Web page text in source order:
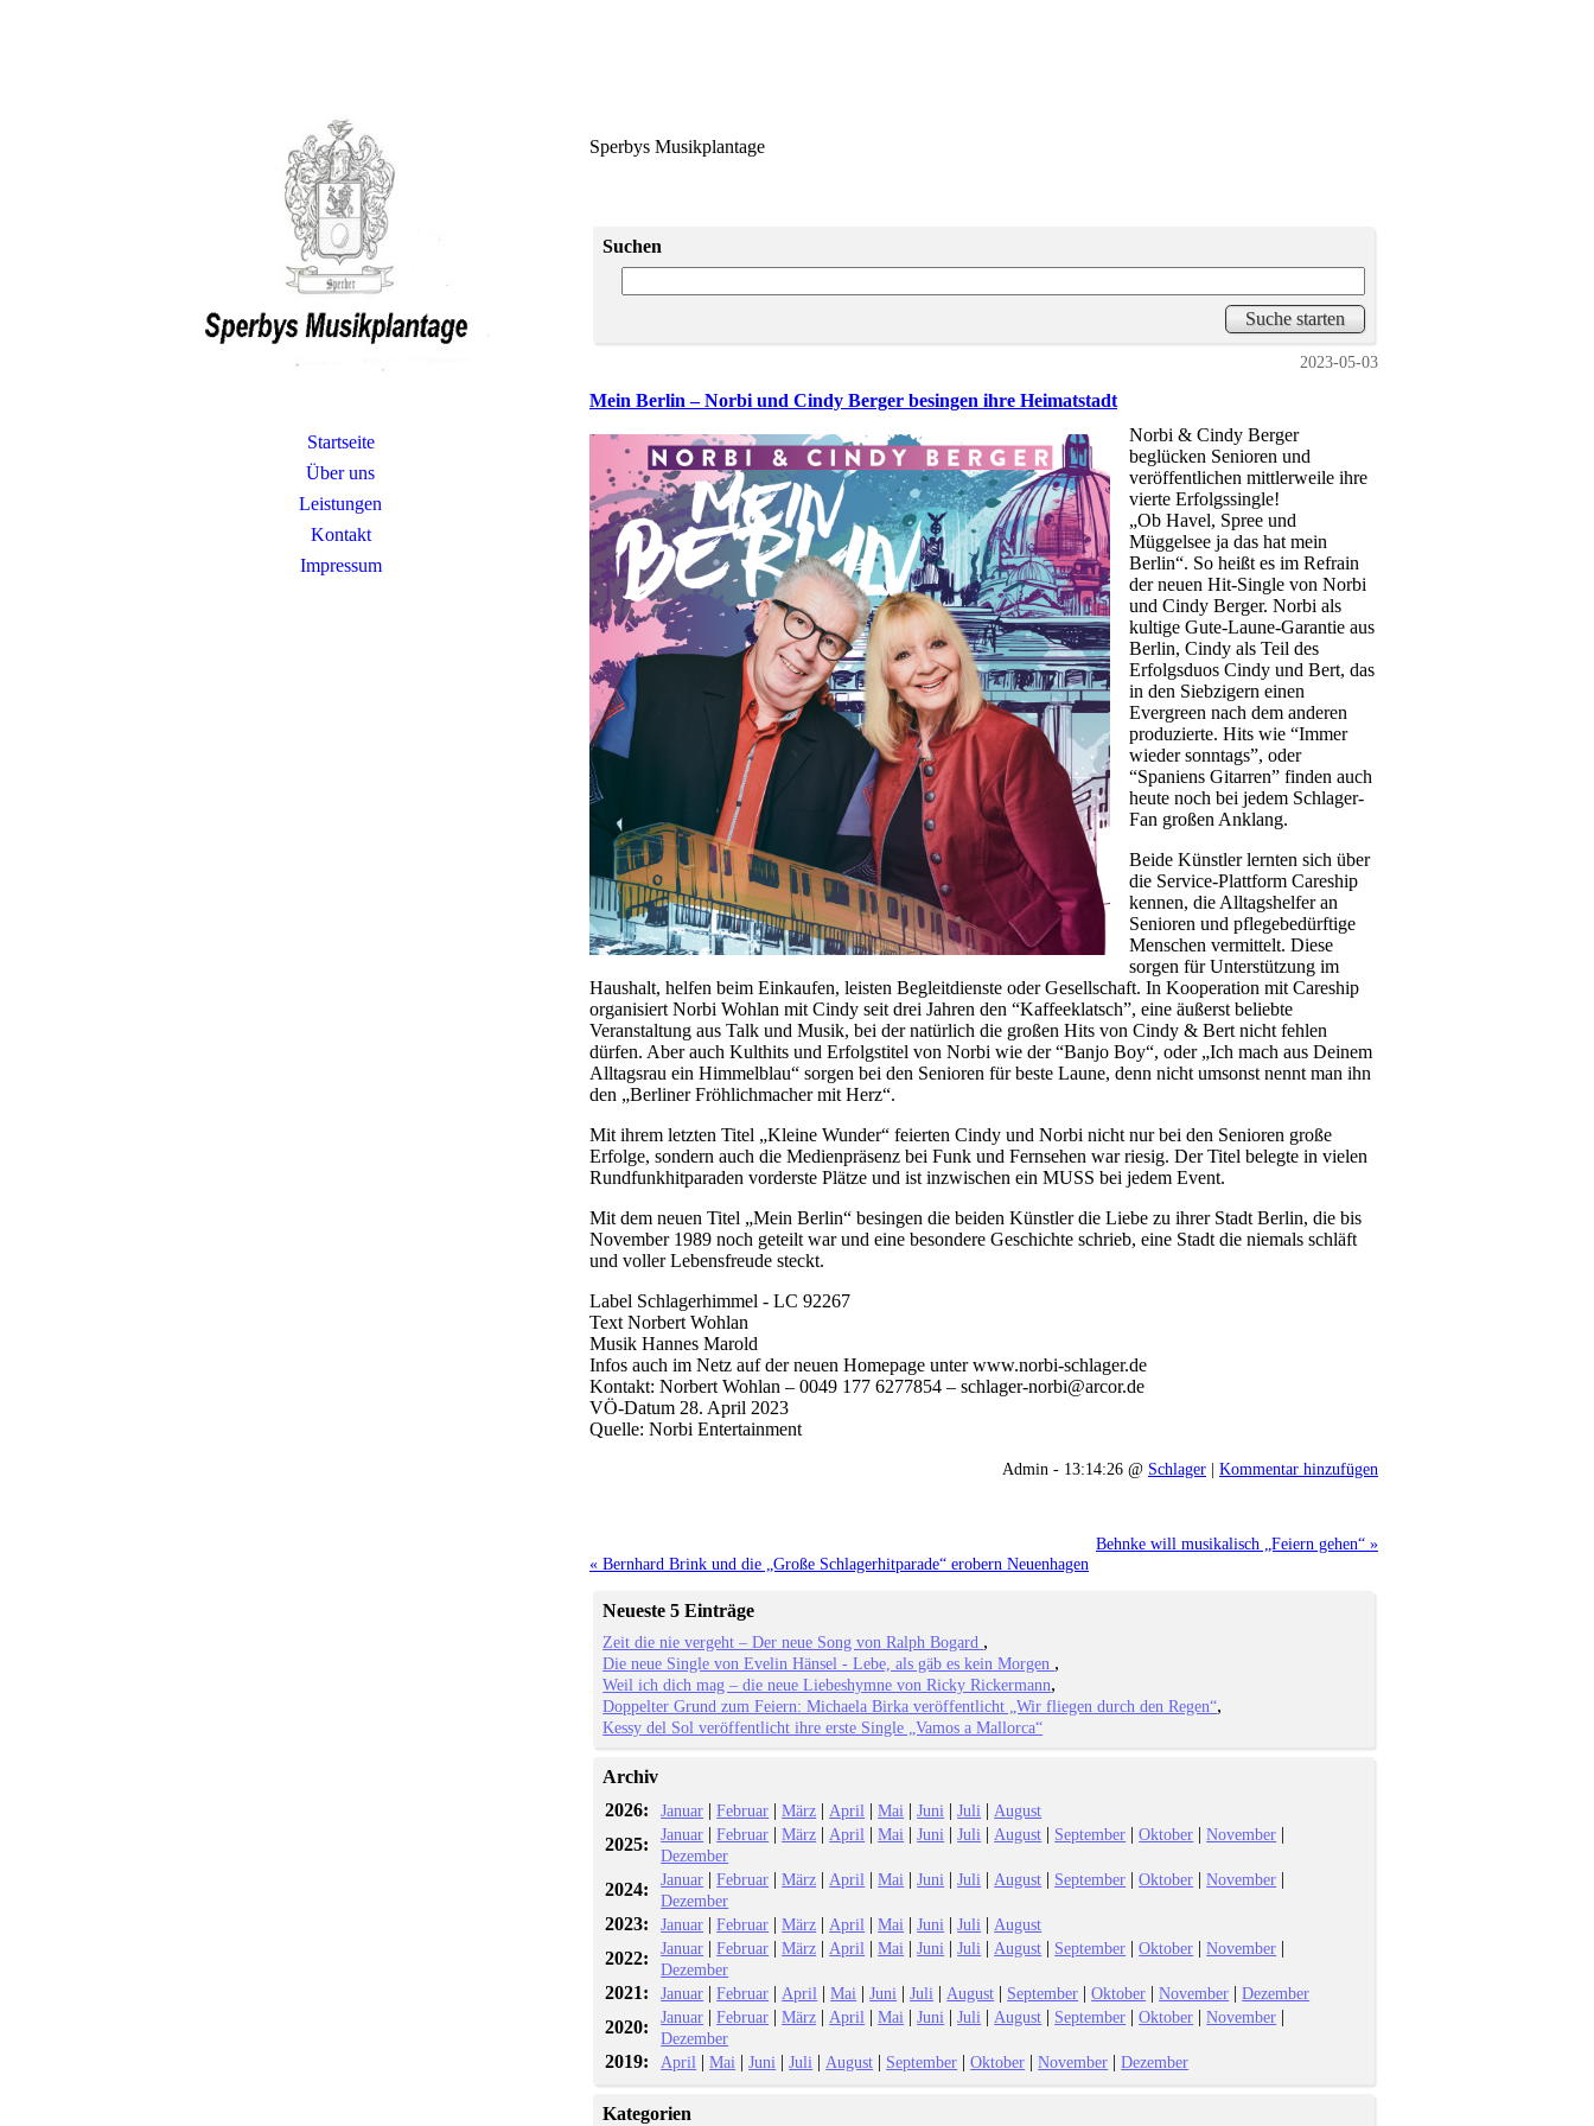
Startseite
Über uns
Leistungen
Kontakt
Impressum
Sperbys Musikplantage
Suchen
2023-05-03
Mein Berlin – Norbi und Cindy Berger besingen ihre Heimatstadt
Norbi & Cindy Berger
beglücken Senioren und
veröffentlichen mittlerweile ihre
vierte Erfolgssingle!
„Ob Havel, Spree und
Müggelsee ja das hat mein
Berlin“. So heißt es im Refrain
der neuen Hit-Single von Norbi
und Cindy Berger. Norbi als
kultige Gute-Laune-Garantie aus
Berlin, Cindy als Teil des
Erfolgsduos Cindy und Bert, das
in den Siebzigern einen
Evergreen nach dem anderen
produzierte. Hits wie “Immer
wieder sonntags”, oder
“Spaniens Gitarren” finden auch
heute noch bei jedem Schlager-
Fan großen Anklang.
Beide Künstler lernten sich über
die Service-Plattform Careship
kennen, die Alltagshelfer an
Senioren und pflegebedürftige
Menschen vermittelt. Diese
sorgen für Unterstützung im
Haushalt, helfen beim Einkaufen, leisten Begleitdienste oder Gesellschaft. In Kooperation mit Careship
organisiert Norbi Wohlan mit Cindy seit drei Jahren den “Kaffeeklatsch”, eine äußerst beliebte
Veranstaltung aus Talk und Musik, bei der natürlich die großen Hits von Cindy & Bert nicht fehlen
dürfen. Aber auch Kulthits und Erfolgstitel von Norbi wie der “Banjo Boy“, oder „Ich mach aus Deinem
Alltagsrau ein Himmelblau“ sorgen bei den Senioren für beste Laune, denn nicht umsonst nennt man ihn
den „Berliner Fröhlichmacher mit Herz“.
Mit ihrem letzten Titel „Kleine Wunder“ feierten Cindy und Norbi nicht nur bei den Senioren große
Erfolge, sondern auch die Medienpräsenz bei Funk und Fernsehen war riesig. Der Titel belegte in vielen
Rundfunkhitparaden vorderste Plätze und ist inzwischen ein MUSS bei jedem Event.
Mit dem neuen Titel „Mein Berlin“ besingen die beiden Künstler die Liebe zu ihrer Stadt Berlin, die bis
November 1989 noch geteilt war und eine besondere Geschichte schrieb, eine Stadt die niemals schläft
und voller Lebensfreude steckt.
Label Schlagerhimmel - LC 92267
Text Norbert Wohlan
Musik Hannes Marold
Infos auch im Netz auf der neuen Homepage unter www.norbi-schlager.de
Kontakt: Norbert Wohlan – 0049 177 6277854 – schlager-norbi@arcor.de
VÖ-Datum 28. April 2023
Quelle: Norbi Entertainment
Admin - 13:14:26 @ Schlager | Kommentar hinzufügen
Behnke will musikalisch „Feiern gehen“ »
« Bernhard Brink und die „Große Schlagerhitparade“ erobern Neuenhagen
Neueste 5 Einträge
Zeit die nie vergeht – Der neue Song von Ralph Bogard
Die neue Single von Evelin Hänsel - Lebe, als gäb es kein Morgen
Weil ich dich mag – die neue Liebeshymne von Ricky Rickermann
Doppelter Grund zum Feiern: Michaela Birka veröffentlicht „Wir fliegen durch den Regen“
Kessy del Sol veröffentlicht ihre erste Single „Vamos a Mallorca“
Archiv
2026:
Januar |Februar |März | April |Mai |Juni |Juli | August
2025: Januar |Februar |März | April |Mai |Juni |Juli | August | September |Oktober |November |
Dezember
2024: Januar |Februar |März | April |Mai |Juni |Juli | August | September |Oktober |November |
Dezember
2023: Januar |Februar |März | April |Mai |Juni |Juli | August
2022: Januar |Februar |März | April |Mai |Juni |Juli | August | September |Oktober |November |
Dezember
2021: Januar |Februar | April |Mai |Juni |Juli | August | September |Oktober |November |Dezember
2020: Januar |Februar |März | April |Mai |Juni |Juli | August | September |Oktober |November |
Dezember
2019: April |Mai |Juni |Juli | August | September |Oktober |November |Dezember
Kategorien